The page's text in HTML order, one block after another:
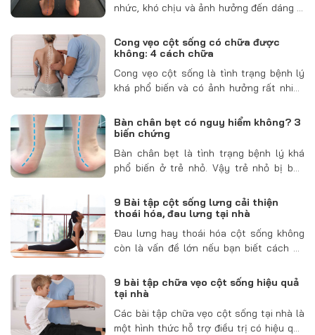
nhức, khó chịu và ảnh hưởng đến dáng đi
thế nào để cải thiện và phòng ngừa hiệu
quả? Bài…
Cong vẹo cột sống có chữa được
không: 4 cách chữa
Cong vẹo cột sống là tình trạng bệnh lý
khá phổ biến và có ảnh hưởng rất nhiều
cong vẹo cột sống có chữa được không?
Có cần phẫu thuật…
Bàn chân bẹt có nguy hiểm không? 3
biến chứng
Bàn chân bẹt là tình trạng bệnh lý khá
phổ biến ở trẻ nhỏ. Vậy trẻ nhỏ bị bàn
hưởng đến việc đi lại của trẻ nhỏ hay
không? Cùng…
9 Bài tập cột sống lưng cải thiện
thoái hóa, đau lưng tại nhà
Đau lưng hay thoái hóa cột sống không
còn là vấn đề lớn nếu bạn biết cách áp
Không chỉ giúp giảm đau, những bài tập
cải thiện thoái…
9 bài tập chữa vẹo cột sống hiệu quả
tại nhà
Các bài tập chữa vẹo cột sống tại nhà là
một hình thức hỗ trợ điều trị có hiệu quả